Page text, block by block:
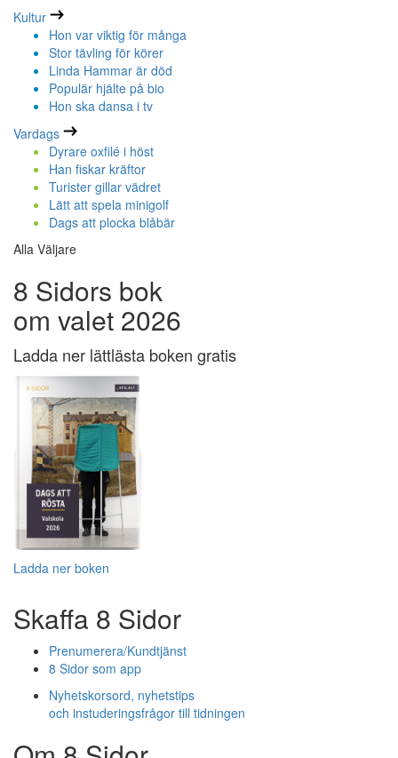
Kultur
Hon var viktig för många
Stor tävling för körer
Linda Hammar är död
Populär hjälte på bio
Hon ska dansa i tv
Vardags
Dyrare oxfilé i höst
Han fiskar kräftor
Turister gillar vädret
Lätt att spela minigolf
Dags att plocka blåbär
Alla Väljare
8 Sidors bok
om valet 2026
Ladda ner lättlästa boken gratis
Ladda ner boken
Skaffa 8 Sidor
Prenumerera/Kundtjänst
8 Sidor som app
Nyhetskorsord, nyhetstips
och instuderingsfrågor till tidningen